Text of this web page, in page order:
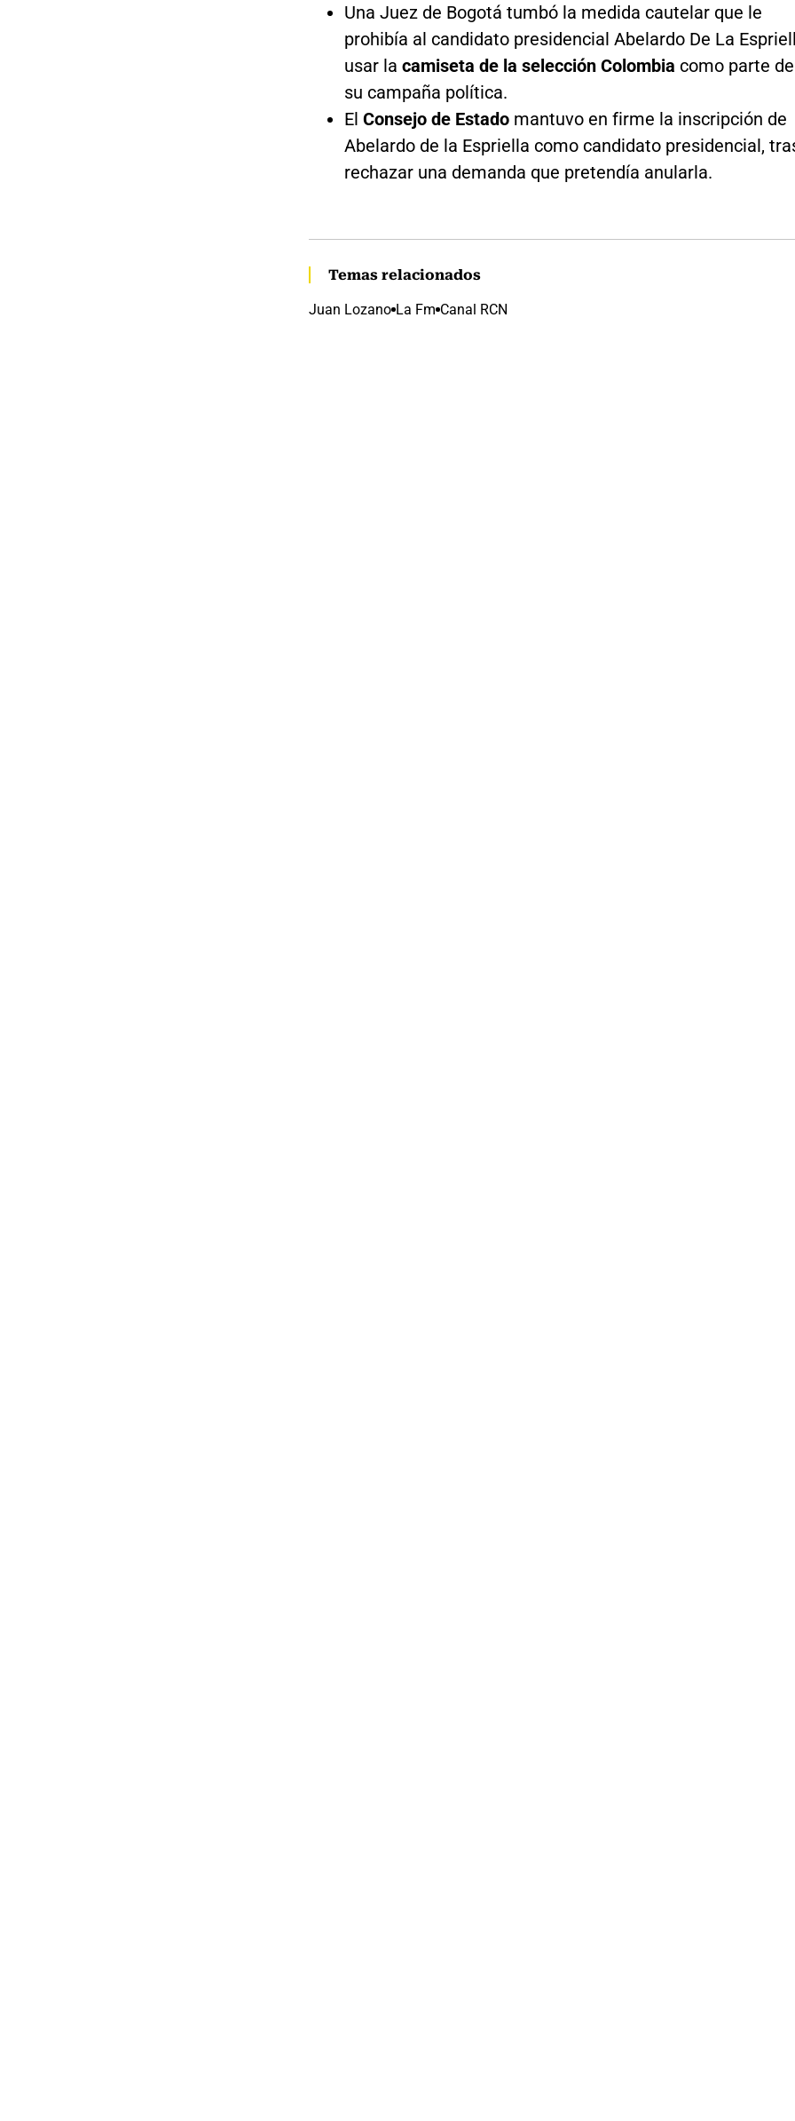
Una Juez de Bogotá tumbó la medida cautelar que le
prohibía al candidato presidencial Abelardo De La
usar la camiseta de la selección Colombia como parte de
su campaña política.
El Consejo de Estado mantuvo en firme la inscripción de
Abelardo de la Espriella como candidato presidencial,
rechazar una demanda que pretendía anularla.
Temas relacionados
Juan Lozano La Fm Canal RCN